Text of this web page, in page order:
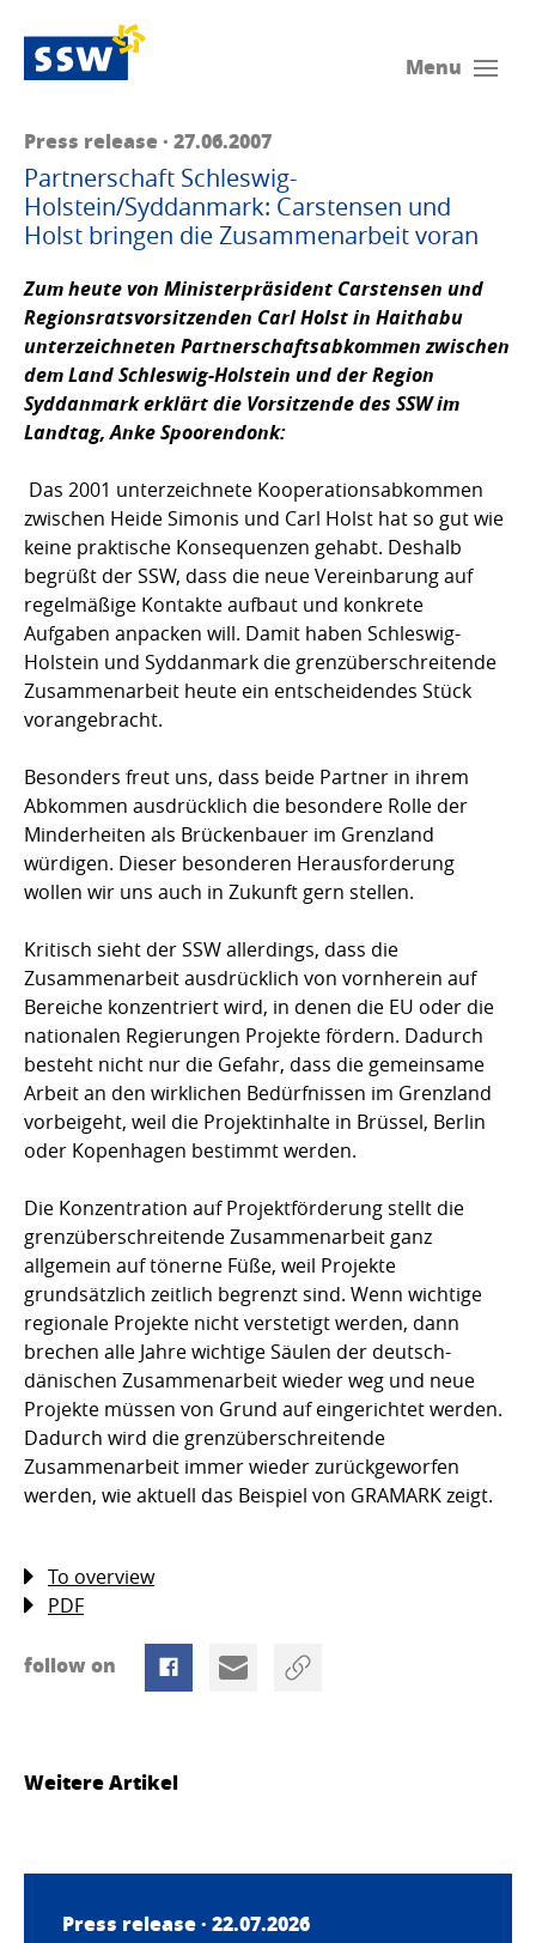
Menu
Press release · 27.06.2007
Partnerschaft Schleswig-
Holstein/Syddanmark: Carstensen und
Holst bringen die Zusammenarbeit voran
Zum heute von Ministerpräsident Carstensen und
Regionsratsvorsitzenden Carl Holst in Haithabu
unterzeichneten Partnerschaftsabkommen zwischen
dem Land Schleswig-Holstein und der Region
Syddanmark erklärt die Vorsitzende des SSW im
Landtag,Anke Spoorendonk:
Das 2001 unterzeichnete Kooperationsabkommen
zwischen Heide Simonis und Carl Holst hat so gut wie
keine praktische Konsequenzen gehabt. Deshalb
begrüßt der SSW, dass die neue Vereinbarung auf
regelmäßige Kontakte aufbaut und konkrete
Aufgaben anpacken will. Damit haben Schleswig-
Holstein und Syddanmark die grenzüberschreitende
Zusammenarbeit heute ein entscheidendes Stück
vorangebracht.
Besonders freut uns, dass beide Partner in ihrem
Abkommen ausdrücklich die besondere Rolle der
Minderheiten als Brückenbauer im Grenzland
würdigen. Dieser besonderen Herausforderung
wollen wir uns auch in Zukunft gern stellen.
Kritisch sieht der SSW allerdings, dass die
Zusammenarbeit ausdrücklich von vornherein auf
Bereiche konzentriert wird, in denen die EU oder die
nationalen Regierungen Projekte fördern. Dadurch
besteht nicht nur die Gefahr, dass die gemeinsame
Arbeit an den wirklichen Bedürfnissen im Grenzland
vorbeigeht, weil die Projektinhalte in Brüssel, Berlin
oder Kopenhagen bestimmt werden.
Die Konzentration auf Projektförderung stellt die
grenzüberschreitende Zusammenarbeit ganz
allgemein auf tönerne Füße, weil Projekte
grundsätzlich zeitlich begrenzt sind. Wenn wichtige
regionale Projekte nicht verstetigt werden, dann
brechen alle Jahre wichtige Säulen der deutsch-
dänischen Zusammenarbeit wieder weg und neue
Projekte müssen von Grund auf eingerichtet werden.
Dadurch wird die grenzüberschreitende
Zusammenarbeit immer wieder zurückgeworfen
werden, wie aktuell das Beispiel von GRAMARK zeigt.
To overview
PDF
follow on
Weitere Artikel
Press release · 22.07.2026